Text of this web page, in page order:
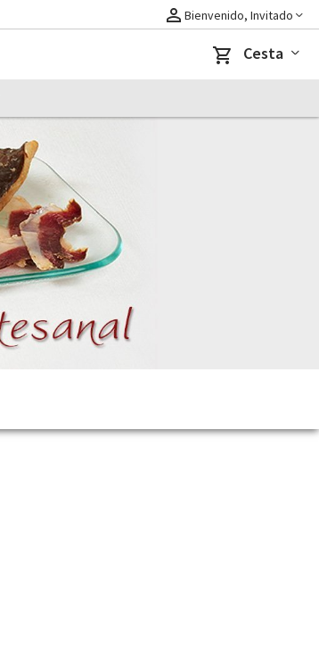
perm_identity Bienvenido, Invitado
shopping_cart Cesta